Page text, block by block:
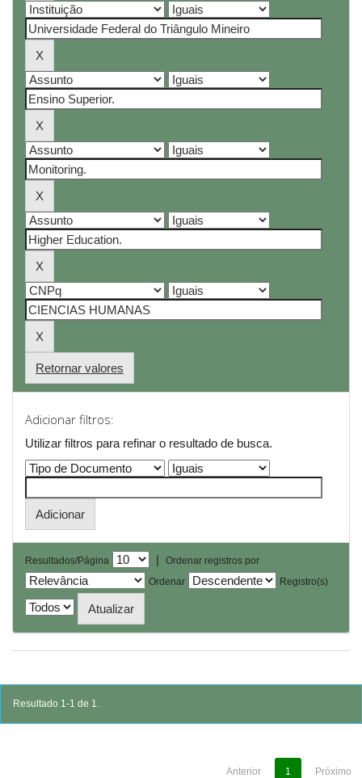
Retornar valores
Adicionar filtros:
Utilizar filtros para refinar o resultado de busca.
Resultados/Página |
Ordenar registros por
Ordenar
Registro(s)
Resultado 1-1 de 1.
Anterior 1 Próximo